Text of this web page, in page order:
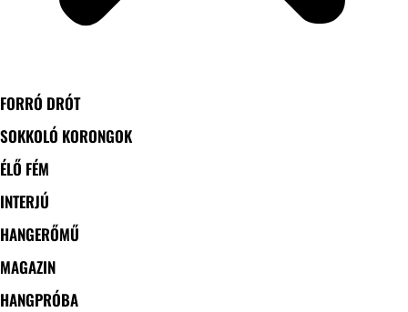
FORRÓ DRÓT
SOKKOLÓ KORONGOK
ÉLŐ FÉM
INTERJÚ
HANGERŐMŰ
MAGAZIN
HANGPRÓBA